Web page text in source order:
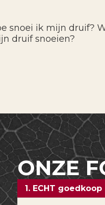
snoei ik mijn druif?
druif snoeien?
ONZE
1. ECHT goedkoop